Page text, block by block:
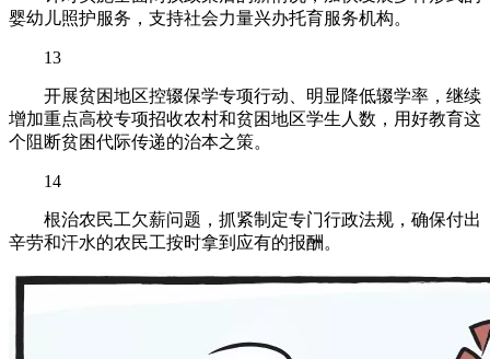
婴幼儿照护服务，支持社会力量兴办托育服务机构。
13
开展贫困地区控辍保学专项行动、明显降低辍学率，继续
增加重点高校专项招收农村和贫困地区学生人数，用好教育这
个阻断贫困代际传递的治本之策。
14
根治农民工欠薪问题，抓紧制定专门行政法规，确保付出
辛劳和汗水的农民工按时拿到应有的报酬。